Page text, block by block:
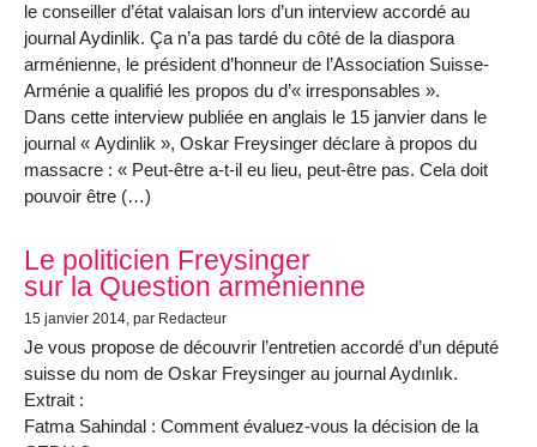
le conseiller d’état valaisan lors d’un interview accordé au
journal Aydinlik. Ça n’a pas tardé du côté de la diaspora
arménienne, le président d’honneur de l’Association Suisse-
Arménie a qualifié les propos du d’« irresponsables ».
Dans cette interview publiée en anglais le 15 janvier dans le
journal « Aydinlik », Oskar Freysinger déclare à propos du
massacre : « Peut-être a-t-il eu lieu, peut-être pas. Cela doit
pouvoir être (…)
Le politicien Freysinger
sur la Question arménienne
15 janvier 2014, par Redacteur
Je vous propose de découvrir l’entretien accordé d’un député
suisse du nom de Oskar Freysinger au journal Aydınlık.
Extrait :
Fatma Sahindal : Comment évaluez-vous la décision de la